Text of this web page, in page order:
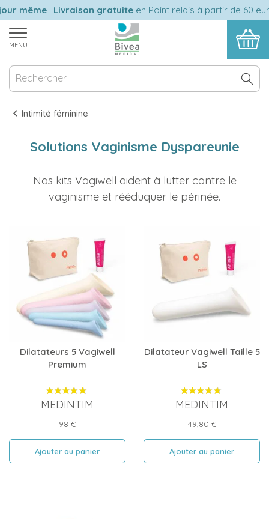
|Livraison gratuiteen Point relais à partir de 60 euros
MENU
Intimité féminine
Solutions Vaginisme Dyspareunie
Nos kits Vagiwell aident à lutter contre le
vaginisme et rééduquer le périnée.
Dilatateurs 5 Vagiwell
Premium
MEDINTIM
Prix
98 €
Ajouter au panier
Dilatateur Vagiwell Taille 5
LS
MEDINTIM
Prix
49,80 €
Ajouter au panier